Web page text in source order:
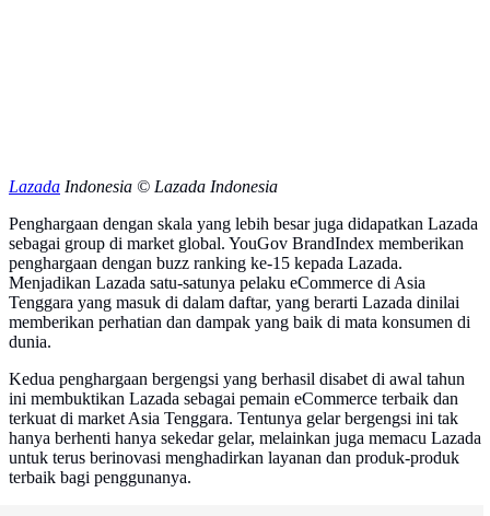
Lazada Indonesia © Lazada Indonesia
Penghargaan dengan skala yang lebih besar juga didapatkan Lazada
sebagai group di market global. YouGov BrandIndex memberikan
penghargaan dengan buzz ranking ke-15 kepada Lazada.
Menjadikan Lazada satu-satunya pelaku eCommerce di Asia
Tenggara yang masuk di dalam daftar, yang berarti Lazada dinilai
memberikan perhatian dan dampak yang baik di mata konsumen di
dunia.
Kedua penghargaan bergengsi yang berhasil disabet di awal tahun
ini membuktikan Lazada sebagai pemain eCommerce terbaik dan
terkuat di market Asia Tenggara. Tentunya gelar bergengsi ini tak
hanya berhenti hanya sekedar gelar, melainkan juga memacu Lazada
untuk terus berinovasi menghadirkan layanan dan produk-produk
terbaik bagi penggunanya.